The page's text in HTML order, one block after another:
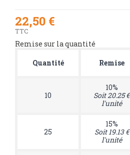
22,50 €
TTC
Remise sur la quantité
Quantité
Remise
10
10%
Soit 20.25 €
l'unité
25
15%
Soit 19.13 €
l'unité